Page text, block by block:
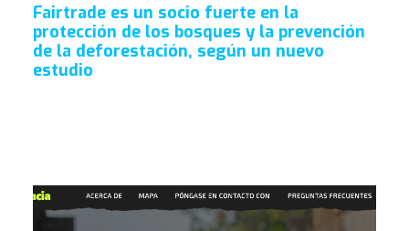
Fairtrade es un socio fuerte en la
protección de los bosques y la prevención
de la deforestación, según un nuevo
estudio